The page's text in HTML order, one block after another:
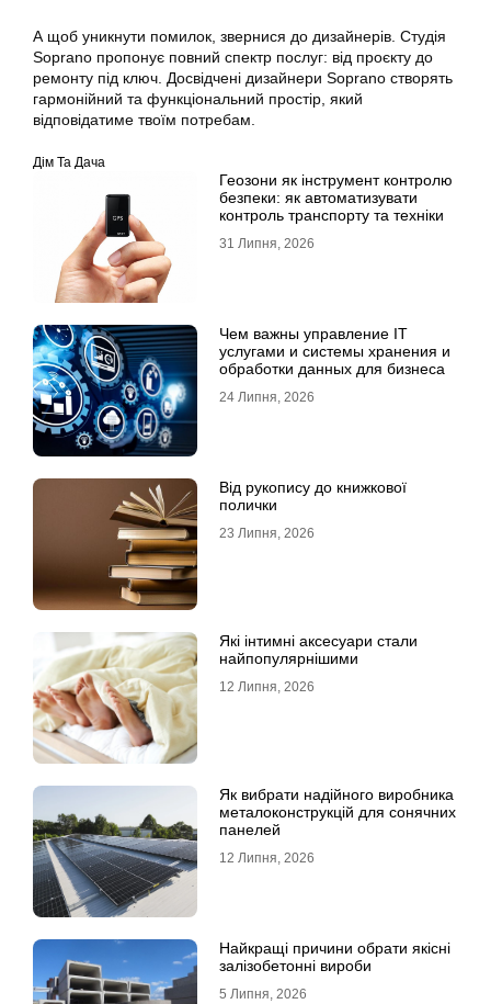
А щоб уникнути помилок, звернися до дизайнерів. Студія
Soprano пропонує повний спектр послуг: від проєкту до
ремонту під ключ. Досвідчені дизайнери Soprano створять
гармонійний та функціональний простір, який
відповідатиме твоїм потребам.
Дім Та Дача
Геозони як інструмент контролю
безпеки: як автоматизувати
контроль транспорту та техніки
31 Липня, 2026
Чем важны управление IT
услугами и системы хранения и
обработки данных для бизнеса
24 Липня, 2026
Від рукопису до книжкової
полички
23 Липня, 2026
Які інтимні аксесуари стали
найпопулярнішими
12 Липня, 2026
Як вибрати надійного виробника
металоконструкцій для сонячних
панелей
12 Липня, 2026
Найкращі причини обрати якісні
залізобетонні вироби
5 Липня, 2026